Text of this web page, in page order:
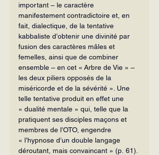
important – le caractère
manifestement contradictoire et, en
fait, dialectique, de la tentative
kabbaliste d’obtenir une divinité par
fusion des caractères mâles et
femelles, ainsi que de combiner
ensemble – en cet « Arbre de Vie » –
les deux piliers opposés de la
miséricorde et de la sévérité ». Une
telle tentative produit en effet une
« dualité mentale » qui, telle que la
pratiquent ses disciples maçons et
membres de l’OTO, engendre
« l’hypnose d’un double langage
déroutant, mais convaincant » (p. 61).